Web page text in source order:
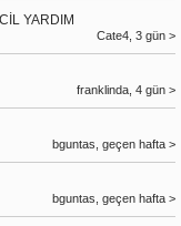
YARDIM
Cate4, 3 gün >
franklinda, 4 gün >
bguntas, geçen hafta >
bguntas, geçen hafta >